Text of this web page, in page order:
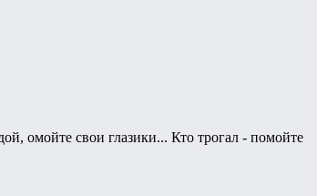
омойте свои глазики... Кто трогал - помойте